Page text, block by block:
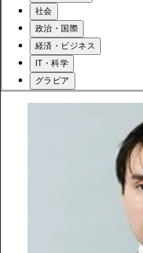
社会
政治・国際
経済・ビジネス
IT・科学
グラビア